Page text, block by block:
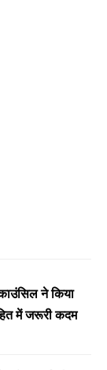
ने किया
में जरूरी कदम